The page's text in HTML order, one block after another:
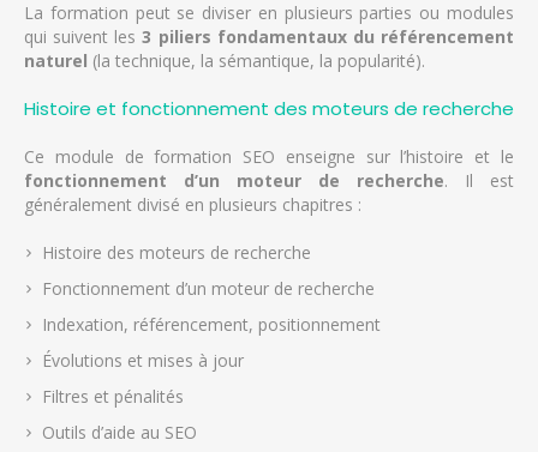
La formation peut se diviser en plusieurs parties ou modules
qui suivent les3 piliers fondamentaux du référencement
naturel (la technique, la sémantique, la popularité).
Histoire et fonctionnement des moteurs de recherche
Ce module de formation SEO enseigne sur l’histoire et le
fonctionnement d’un moteur de recherche. Il est
généralement divisé en plusieurs chapitres :
Histoire des moteurs de recherche
Fonctionnement d’un moteur de recherche
Indexation, référencement, positionnement
Évolutions et mises à jour
Filtres et pénalités
Outils d’aide au SEO